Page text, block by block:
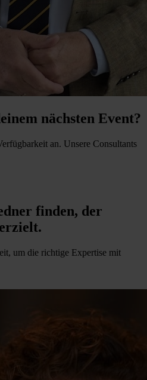
nächsten Event?
an. Unsere Consultants
finden, der
um die richtige Expertise mit